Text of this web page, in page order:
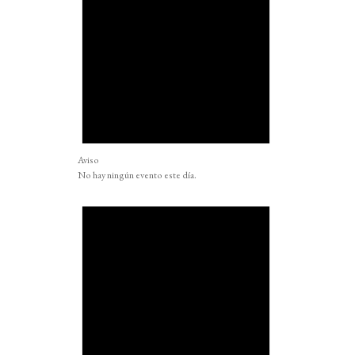
Aviso
No hay ningún evento este día.